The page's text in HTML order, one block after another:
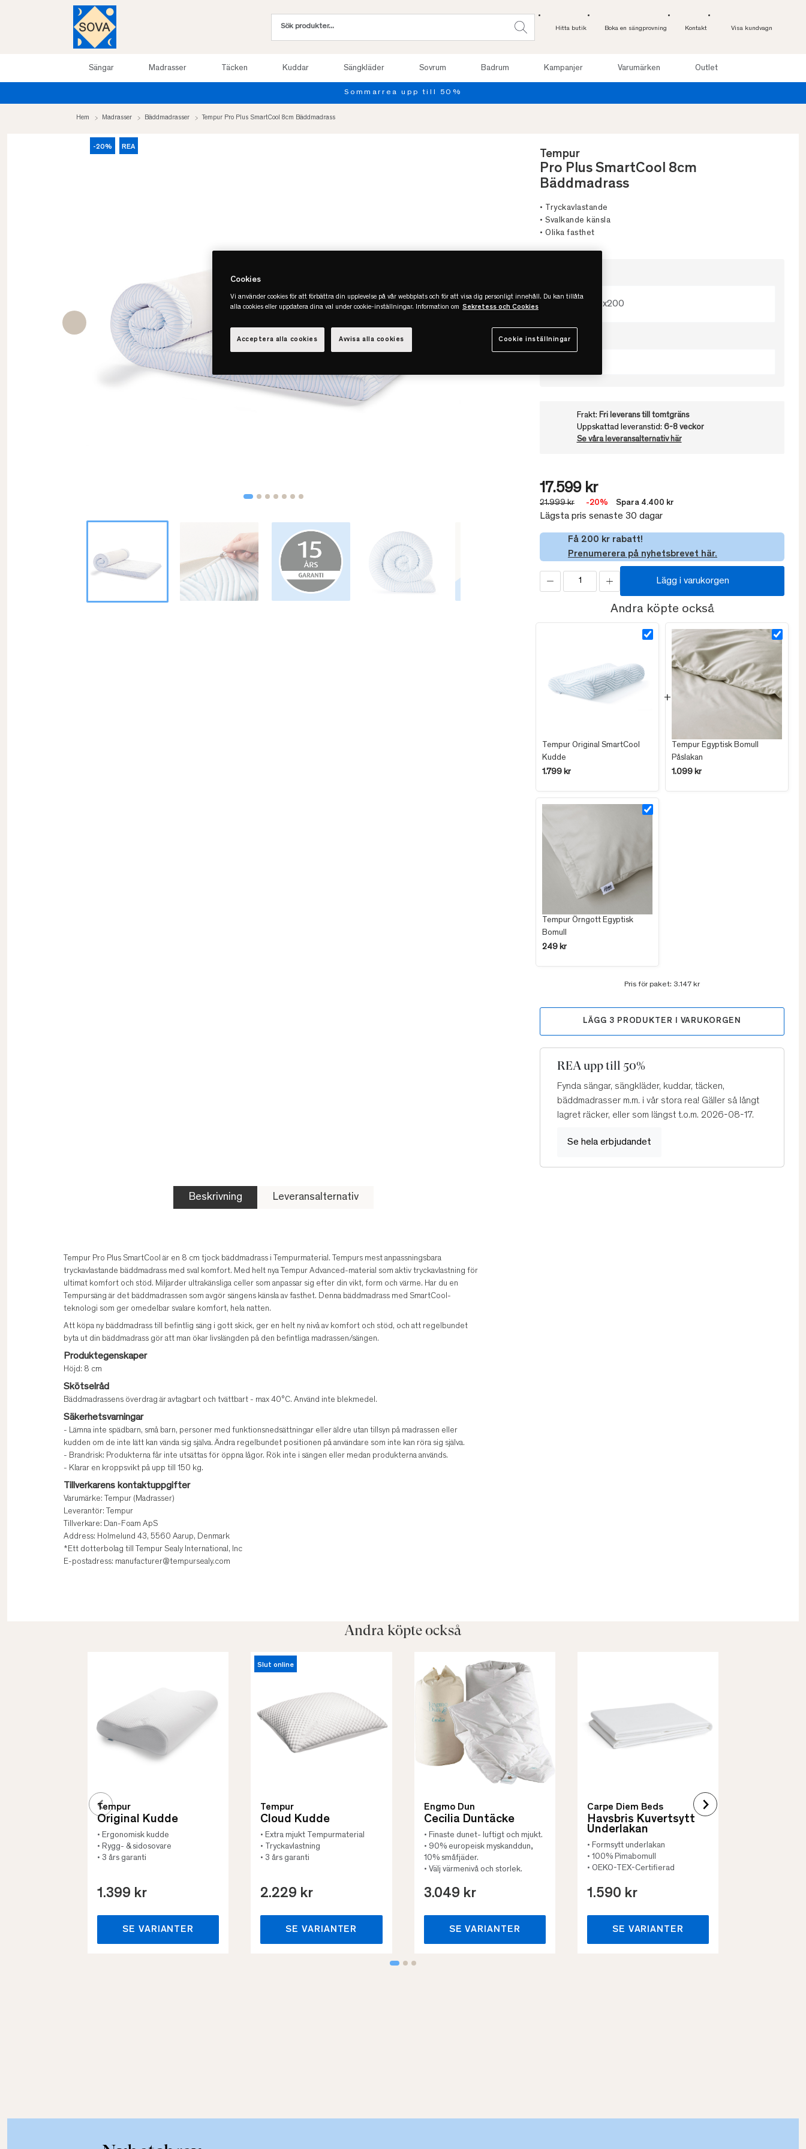
Hitta butik Boka en sängprovning Kontakt Visa kundvagn
Sängar Madrasser Täcken Kuddar Sängkläder Sovrum Badrum Kampanjer Varumärken Outlet
Provsov upp till 100 nätter. Läs mer
Hem Madrasser Bäddmadrasser Tempur Pro Plus SmartCool 8cm Bäddmadrass
-20% REA
Tempur
Pro Plus SmartCool 8cm
Bäddmadrass
• Tryckavlastande
• Svalkande känsla
• Olika fasthet
140x200
Välj fasthet
Frakt: Fri leverans till tomtgräns
Uppskattad leveranstid: 6-8 veckor
Se våra leveransalternativ här
17.599 kr
21.999 kr -20% Spara 4.400 kr
Lägsta pris senaste 30 dagar
Få 200 kr rabatt!
Prenumerera på nyhetsbrevet här.
Lägg i varukorgen
Andra köpte också
Tempur Original SmartCool
Kudde
1.799 kr
Tempur Egyptisk Bomull
Påslakan
1.099 kr
Tempur Örngott Egyptisk
Bomull
249 kr
Pris för paket: 3.147 kr
LÄGG 3 PRODUKTER I VARUKORGEN
REA upp till 50%
Fynda sängar, sängkläder, kuddar, täcken,
bäddmadrasser m.m. i vår stora rea! Gäller så långt
lagret räcker, eller som längst t.o.m. 2026-08-17.
Se hela erbjudandet
Beskrivning Leveransalternativ
Tempur Pro Plus SmartCool är en 8 cm tjock bäddmadrass i Tempurmaterial. Tempurs mest anpassningsbara
tryckavlastande bäddmadrass med sval komfort. Med helt nya Tempur Advanced-material som aktiv tryckavlastning för
ultimat komfort och stöd. Miljarder ultrakänsliga celler som anpassar sig efter din vikt, form och värme. Har du en
Tempursäng är det bäddmadrassen som avgör sängens känsla av fasthet. Denna bäddmadrass med SmartCool-
teknologi som ger omedelbar svalare komfort, hela natten.
Att köpa ny bäddmadrass till befintlig säng i gott skick, ger en helt ny nivå av komfort och stöd, och att regelbundet
byta ut din bäddmadrass gör att man ökar livslängden på den befintliga madrassen/sängen.
Produktegenskaper
Höjd: 8 cm
Skötselråd
Bäddmadrassens överdrag är avtagbart och tvättbart - max 40°C. Använd inte blekmedel.
Säkerhetsvarningar
- Lämna inte spädbarn, små barn, personer med funktionsnedsättningar eller äldre utan tillsyn på madrassen eller
kudden om de inte lätt kan vända sig själva. Ändra regelbundet positionen på användare som inte kan röra sig själva.
- Brandrisk: Produkterna får inte utsättas för öppna lågor. Rök inte i sängen eller medan produkterna används.
- Klarar en kroppsvikt på upp till 150 kg.
Tillverkarens kontaktuppgifter
Varumärke: Tempur (Madrasser)
Leverantör: Tempur
Tillverkare: Dan-Foam ApS
Address: Holmelund 43, 5560 Aarup, Denmark
*Ett dotterbolag till Tempur Sealy International, Inc
E-postadress: manufacturer@tempursealy.com
Andra köpte också
Tempur
Original Kudde
• Ergonomisk kudde
• Rygg- & sidosovare
• 3 års garanti
1.399 kr
SE VARIANTER
Slut online
Tempur
Cloud Kudde
• Extra mjukt Tempurmaterial
• Tryckavlastning
• 3 års garanti
2.229 kr
SE VARIANTER
Engmo Dun
Cecilia Duntäcke
• Finaste dunet- luftigt och mjukt.
• 90% europeisk myskanddun,
10% småfjäder.
• Välj värmenivå och storlek.
3.049 kr
SE VARIANTER
Carpe Diem Beds
Havsbris Kuvertsytt
Underlakan
• Formsytt underlakan
• 100% Pimabomull
• OEKO-TEX-Certifierad
1.590 kr
SE VARIANTER
Cookies
Vi använder cookies för att förbättra din upplevelse på vår webbplats och för att visa dig personligt innehåll. Du kan tillåta
alla cookies eller uppdatera dina val under cookie-inställningar. Information om Sekretess och Cookies
Cookie inställningar
Avvisa alla cookies
Acceptera alla cookies